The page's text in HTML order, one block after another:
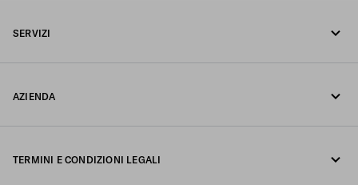
SERVIZI
AZIENDA
TERMINI E CONDIZIONI LEGALI